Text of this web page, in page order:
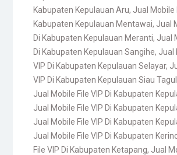
Kabupaten Kepulauan Aru, Jual Mobile
Kabupaten Kepulauan Mentawai, Jual
Di Kabupaten Kepulauan Meranti, Jual
Di Kabupaten Kepulauan Sangihe, Jual
VIP Di Kabupaten Kepulauan Selayar,
VIP Di Kabupaten Kepulauan Siau
Jual Mobile File VIP Di Kabupaten
Jual Mobile File VIP Di Kabupaten
Jual Mobile File VIP Di Kabupaten
Jual Mobile File VIP Di Kabupaten
File VIP Di Kabupaten Ketapang, Jual